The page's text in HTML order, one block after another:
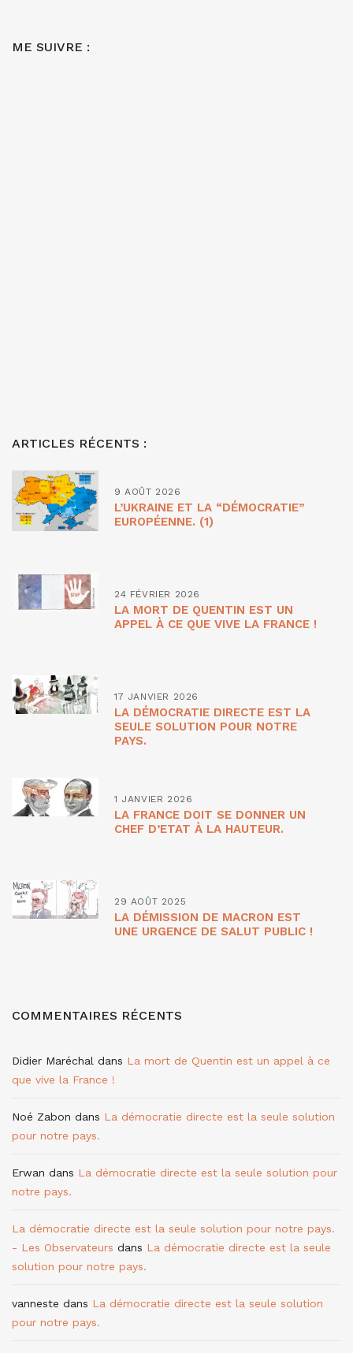
ME SUIVRE :
ARTICLES RÉCENTS :
9 AOÛT 2026
L’UKRAINE ET LA “DÉMOCRATIE”
EUROPÉENNE. (1)
24 FÉVRIER 2026
LA MORT DE QUENTIN EST UN
APPEL À CE QUE VIVE LA FRANCE !
17 JANVIER 2026
LA DÉMOCRATIE DIRECTE EST LA
SEULE SOLUTION POUR NOTRE
PAYS.
1 JANVIER 2026
LA FRANCE DOIT SE DONNER UN
CHEF D’ETAT À LA HAUTEUR.
29 AOÛT 2025
LA DÉMISSION DE MACRON EST
UNE URGENCE DE SALUT PUBLIC !
COMMENTAIRES RÉCENTS
Didier Maréchal dans La mort de Quentin est un appel à ce
que vive la France !
Noé Zabon dans La démocratie directe est la seule solution
pour notre pays.
Erwan dans La démocratie directe est la seule solution pour
notre pays.
La démocratie directe est la seule solution pour notre pays.
- Les Observateurs dans La démocratie directe est la seule
solution pour notre pays.
vanneste dans La démocratie directe est la seule solution
pour notre pays.